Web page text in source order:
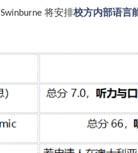
Swinburne 将安排校方内部语言